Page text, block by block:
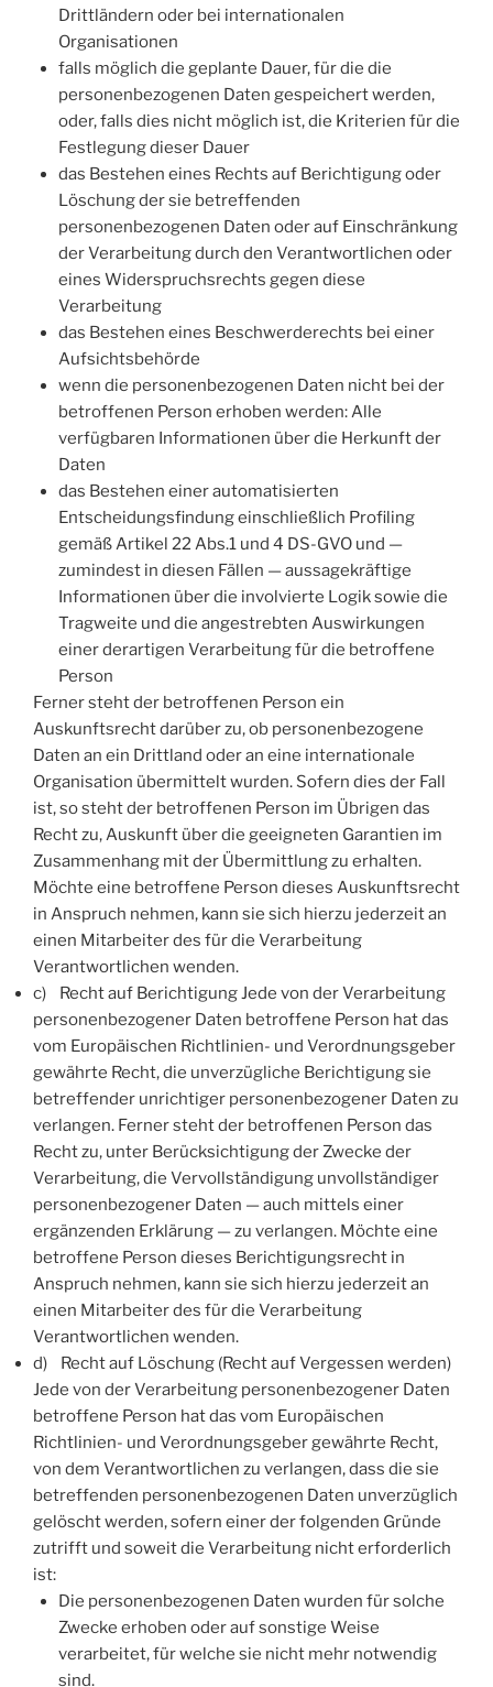
Drittländern oder bei internationalen
Organisationen
falls möglich die geplante Dauer, für die die
personenbezogenen Daten gespeichert werden,
oder, falls dies nicht möglich ist, die Kriterien für die
Festlegung dieser Dauer
das Bestehen eines Rechts auf Berichtigung oder
Löschung der sie betreffenden
personenbezogenen Daten oder auf Einschränkung
der Verarbeitung durch den Verantwortlichen oder
eines Widerspruchsrechts gegen diese
Verarbeitung
das Bestehen eines Beschwerderechts bei einer
Aufsichtsbehörde
wenn die personenbezogenen Daten nicht bei der
betroffenen Person erhoben werden: Alle
verfügbaren Informationen über die Herkunft der
Daten
das Bestehen einer automatisierten
Entscheidungsfindung einschließlich Profiling
gemäß Artikel 22 Abs.1 und 4 DS-GVO und —
zumindest in diesen Fällen — aussagekräftige
Informationen über die involvierte Logik sowie die
Tragweite und die angestrebten Auswirkungen
einer derartigen Verarbeitung für die betroffene
Person
Ferner steht der betroffenen Person ein
Auskunftsrecht darüber zu, ob personenbezogene
Daten an ein Drittland oder an eine internationale
Organisation übermittelt wurden. Sofern dies der Fall
ist, so steht der betroffenen Person im Übrigen das
Recht zu, Auskunft über die geeigneten Garantien im
Zusammenhang mit der Übermittlung zu erhalten.
Möchte eine betroffene Person dieses Auskunftsrecht
in Anspruch nehmen, kann sie sich hierzu jederzeit an
einen Mitarbeiter des für die Verarbeitung
Verantwortlichen wenden.
c) Recht auf Berichtigung Jede von der Verarbeitung
personenbezogener Daten betroffene Person hat das
vom Europäischen Richtlinien- und Verordnungsgeber
gewährte Recht, die unverzügliche Berichtigung sie
betreffender unrichtiger personenbezogener Daten zu
verlangen. Ferner steht der betroffenen Person das
Recht zu, unter Berücksichtigung der Zwecke der
Verarbeitung, die Vervollständigung unvollständiger
personenbezogener Daten — auch mittels einer
ergänzenden Erklärung — zu verlangen. Möchte eine
betroffene Person dieses Berichtigungsrecht in
Anspruch nehmen, kann sie sich hierzu jederzeit an
einen Mitarbeiter des für die Verarbeitung
Verantwortlichen wenden.
d) Recht auf Löschung (Recht auf Vergessen werden)
Jede von der Verarbeitung personenbezogener Daten
betroffene Person hat das vom Europäischen
Richtlinien- und Verordnungsgeber gewährte Recht,
von dem Verantwortlichen zu verlangen, dass die sie
betreffenden personenbezogenen Daten unverzüglich
gelöscht werden, sofern einer der folgenden Gründe
zutrifft und soweit die Verarbeitung nicht erforderlich
ist:
Die personenbezogenen Daten wurden für solche
Zwecke erhoben oder auf sonstige Weise
verarbeitet, für welche sie nicht mehr notwendig
sind.